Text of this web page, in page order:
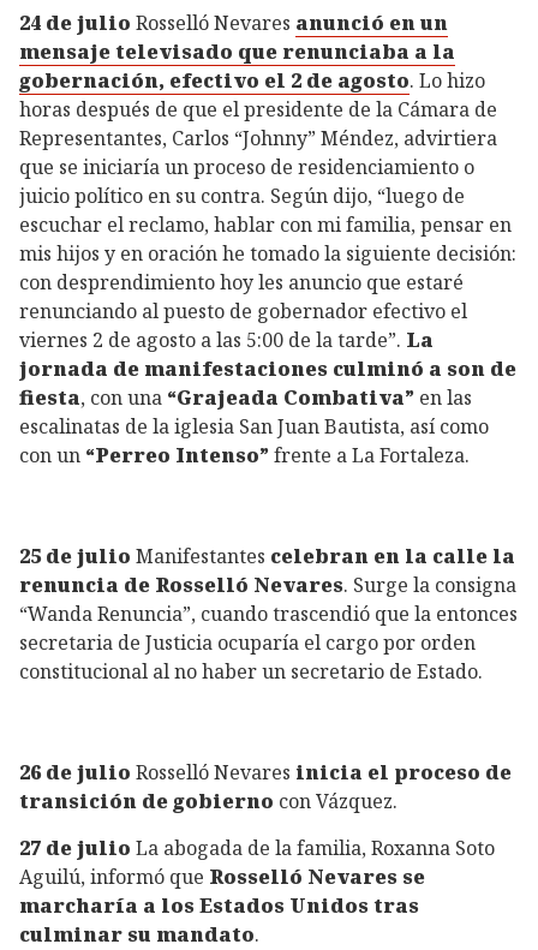
24 de julio Rosselló Nevares anunció en un
mensaje televisado que renunciaba a la
gobernación, efectivo el 2 de agosto. Lo hizo
horas después de que el presidente de la Cámara de
Representantes, Carlos “Johnny” Méndez, advirtiera
que se iniciaría un proceso de residenciamiento o
juicio político en su contra. Según dijo, “luego de
escuchar el reclamo, hablar con mi familia, pensar en
mis hijos y en oración he tomado la siguiente decisión:
con desprendimiento hoy les anuncio que estaré
renunciando al puesto de gobernador efectivo el
viernes 2 de agosto a las 5:00 de la tarde”. La
jornada de manifestaciones culminó a son de
fiesta, con una “Grajeada Combativa” en las
escalinatas de la iglesia San Juan Bautista, así como
con un “Perreo Intenso” frente a La Fortaleza.
25 de julio Manifestantes celebran en la calle la
renuncia de Rosselló Nevares. Surge la consigna
“Wanda Renuncia”, cuando trascendió que la entonces
secretaria de Justicia ocuparía el cargo por orden
constitucional al no haber un secretario de Estado.
26 de julio Rosselló Nevares inicia el proceso de
transición de gobierno con Vázquez.
27 de julio La abogada de la familia, Roxanna Soto
Aguilú, informó que Rosselló Nevares se
marcharía a los Estados Unidos tras
culminar su mandato.